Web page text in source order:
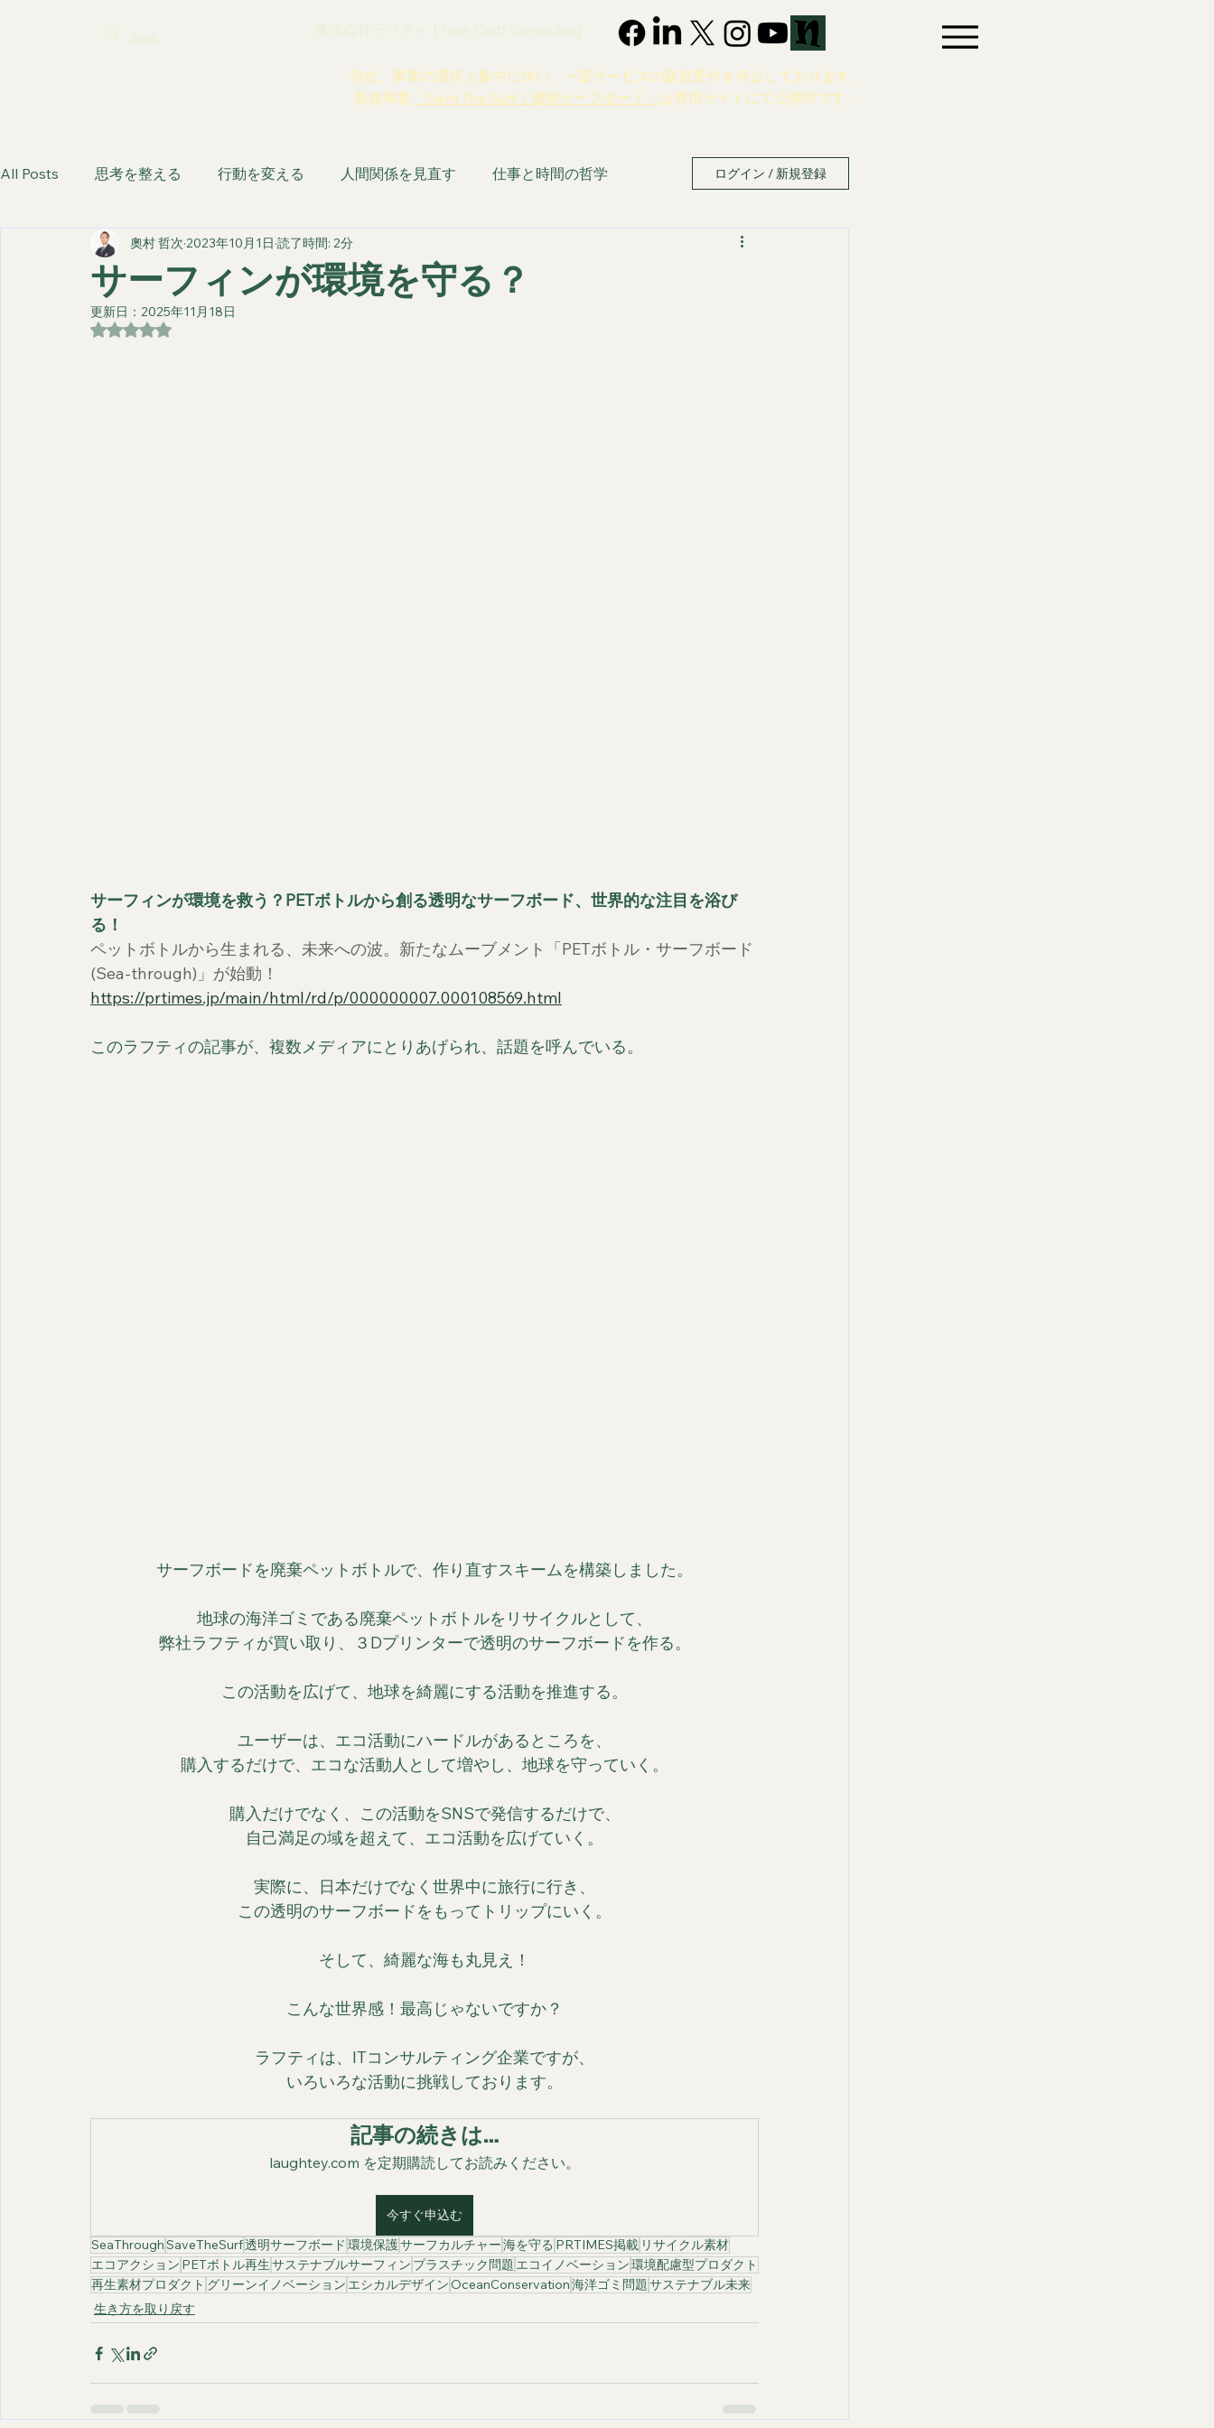
株式会社ラフティ | Time Craft Consulting
現在、事業の選択と集中に伴い、一部サービスの新規受付を停止しております。
新規事業 「Save The Surf｜透明サーフボード」 は専用サイトにて公開中です。
All Posts 思考を整える 行動を変える 人間関係を見直す 仕事と時間の哲学
生き方を取り戻す
ログイン / 新規登録
サーフィンが環境を守る？
奧村 哲次 2023年10月1日 読了時間: 2分
更新日： 2025年11月18日
5つ星のうちNaNと評価されています。
サーフィンが環境を救う？PETボトルから創る透明なサーフボード、世界的な注目を浴び
る！
ペットボトルから生まれる、未来への波。新たなムーブメント「PETボトル・サーフボード
(Sea-through)」が始動！
https://prtimes.jp/main/html/rd/p/000000007.000108569.html
このラフティの記事が、複数メディアにとりあげられ、話題を呼んでいる。
サーフボードを廃棄ペットボトルで、作り直すスキームを構築しました。
地球の海洋ゴミである廃棄ペットボトルをリサイクルとして、
弊社ラフティが買い取り、３Dプリンターで透明のサーフボードを作る。
この活動を広げて、地球を綺麗にする活動を推進する。
ユーザーは、エコ活動にハードルがあるところを、
購入するだけで、エコな活動人として増やし、地球を守っていく。
購入だけでなく、この活動をSNSで発信するだけで、
自己満足の域を超えて、エコ活動を広げていく。
実際に、日本だけでなく世界中に旅行に行き、
この透明のサーフボードをもってトリップにいく。
そして、綺麗な海も丸見え！
こんな世界感！最高じゃないですか？
ラフティは、ITコンサルティング企業ですが、
いろいろな活動に挑戦しております。
記事の続きは…
laughtey.com を定期購読してお読みください。
今すぐ申込む
SeaThroughSaveTheSurf透明サーフボード 環境保護サーフカルチャー海を守る PRTIMES掲載 リサイクル素材
エコアクション PETボトル再生サステナブルサーフィン プラスチック問題 エコイノベーション環境配慮型プロダクト
再生素材プロダクト グリーンイノベーション エシカルデザイン OceanConservation海洋ゴミ問題サステナブル未来
生き方を取り戻す